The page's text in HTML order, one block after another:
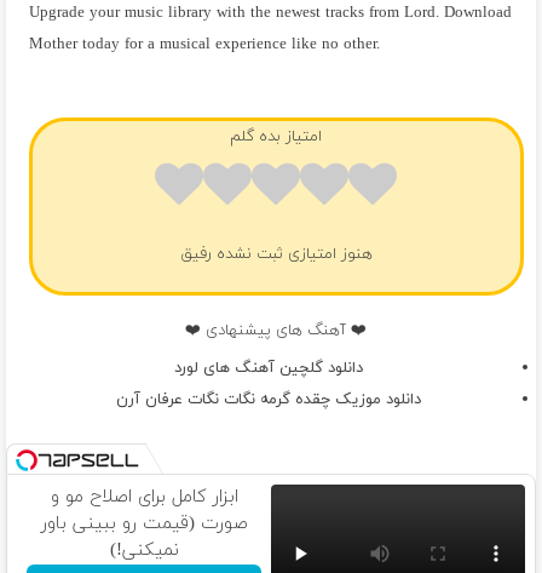
Upgrade your music library with the newest tracks from Lord. Download
Mother today for a musical experience like no other.
امتیاز بده گلم
هنوز امتیازی ثبت نشده رفیق
❤️ آهنگ های پیشنهادی ❤️
دانلود گلچین آهنگ های لورد
دانلود موزیک چقده گرمه نگات نگات عرفان آرن
ابزار کامل برای اصلاح مو و
صورت (قیمت رو ببینی باور
نمیکنی!)